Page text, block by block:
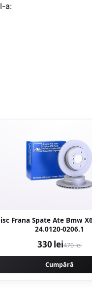
a:
Frana Spate Ate Bmw
24.0120-0206.1
330 lei470 lei
Cumpără